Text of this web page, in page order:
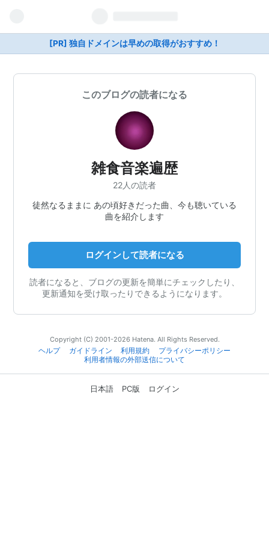
[PR] 独自ドメインは早めの取得がおすすめ！
このブログの読者になる
雑食音楽遍歴
22人の読者
徒然なるままに あの頃好きだった曲、今も聴いている
曲を紹介します
ログインして読者になる
読者になると、ブログの更新を簡単にチェックしたり、
更新通知を受け取ったりできるようになります。
Copyright (C) 2001-2026 Hatena. All Rights Reserved.
ヘルプ
ガイドライン 利用規約
プライバシーポリシー
利用者情報の外部送信について
日本語 PC版 ログイン